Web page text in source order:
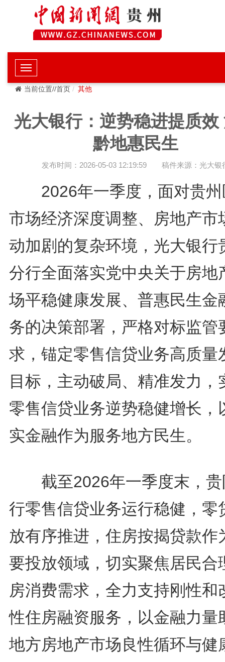
当前位置//首页 其他
光大银行：逆势稳进提质效
黔地惠民生
发布时间：2026-05-03 12:19:59 稿件来源：光大银
2026年一季度，面对贵州
市场经济深度调整、房地产市
动加剧的复杂环境，光大银行
分行全面落实党中央关于房地
场平稳健康发展、普惠民生金
务的决策部署，严格对标监管
求，锚定零售信贷业务高质量
目标，主动破局、精准发力，
零售信贷业务逆势稳健增长，
实金融作为服务地方民生。
截至2026年一季度末，贵
行零售信贷业务运行稳健，零
放有序推进，住房按揭贷款作
要投放领域，切实聚焦居民合
房消费需求，全力支持刚性和
性住房融资服务，以金融力量
地方房地产市场良性循环与健